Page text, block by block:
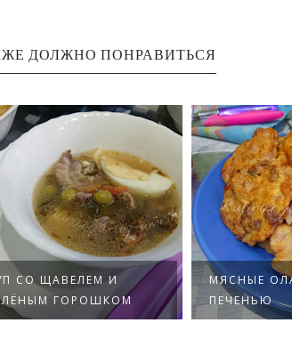
ДОЛЖНО ПОНРАВИТЬСЯ
И
ГОРОШКОМ
МЯСНЫЕ ОЛАДЬИ С
ПЕЧЕНЬЮ